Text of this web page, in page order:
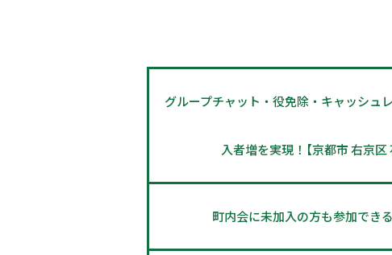
グループチャット・役免除・キャッシュ
入者増を実現！【京都市 右京区
町内会に未加入の方も参加でき